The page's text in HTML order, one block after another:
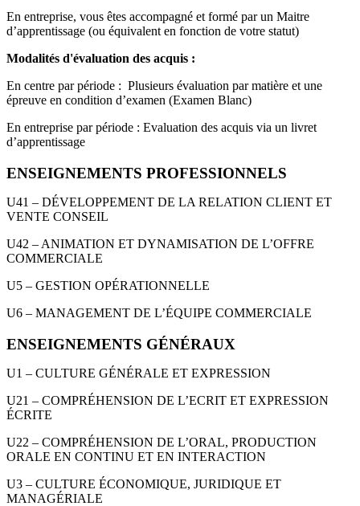
En entreprise, vous êtes accompagné et formé par un Maitre
d’apprentissage (ou équivalent en fonction de votre statut)
Modalités d'évaluation des acquis :
En centre par période : Plusieurs évaluation par matière et une
épreuve en condition d’examen (Examen Blanc)
En entreprise par période : Evaluation des acquis via un livret
d’apprentissage
ENSEIGNEMENTS PROFESSIONNELS
U41 – DÉVELOPPEMENT DE LA RELATION CLIENT ET
VENTE CONSEIL
U42 – ANIMATION ET DYNAMISATION DE L’OFFRE
COMMERCIALE
U5 – GESTION OPÉRATIONNELLE
U6 – MANAGEMENT DE L’ÉQUIPE COMMERCIALE
ENSEIGNEMENTS GÉNÉRAUX
U1 – CULTURE GÉNÉRALE ET EXPRESSION
U21 – COMPRÉHENSION DE L’ECRIT ET EXPRESSION
ÉCRITE
U22 – COMPRÉHENSION DE L’ORAL, PRODUCTION
ORALE EN CONTINU ET EN INTERACTION
U3 – CULTURE ÉCONOMIQUE, JURIDIQUE ET
MANAGÉRIALE